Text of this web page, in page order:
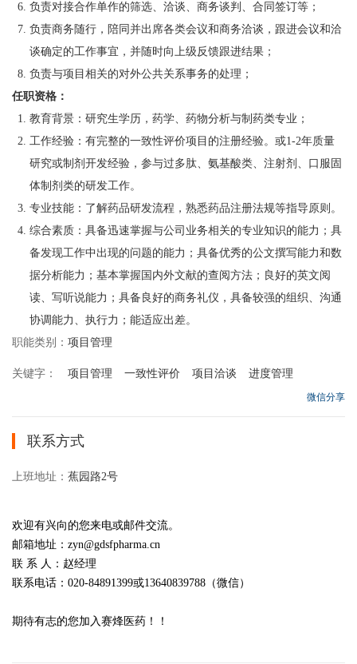
负责对接合作单作的筛选、洽谈、商务谈判、合同签订等；
负责商务随行，陪同并出席各类会议和商务洽谈，跟进会议和洽
谈确定的工作事宜，并随时向上级反馈跟进结果；
负责与项目相关的对外公共关系事务的处理；
任职资格：
教育背景：研究生学历，药学、药物分析与制药类专业；
工作经验：有完整的一致性评价项目的注册经验。或1-2年质量
研究或制剂开发经验，参与过多肽、氨基酸类、注射剂、口服固
体制剂类的研发工作。
专业技能：了解药品研发流程，熟悉药品注册法规等指导原则。
综合素质：具备迅速掌握与公司业务相关的专业知识的能力；具
备发现工作中出现的问题的能力；具备优秀的公文撰写能力和数
据分析能力；基本掌握国内外文献的查阅方法；良好的英文阅
读、写听说能力；具备良好的商务礼仪，具备较强的组织、沟通
协调能力、执行力；能适应出差。
职能类别： 项目管理
关键字： 项目管理 一致性评价 项目洽谈 进度管理
微信分享
联系方式
上班地址： 蕉园路2号
欢迎有兴向的您来电或邮件交流。
邮箱地址：zyn@gdsfpharma.cn
联 系 人：赵经理
联系电话：020-84891399或13640839788（微信）
期待有志的您加入赛烽医药！！